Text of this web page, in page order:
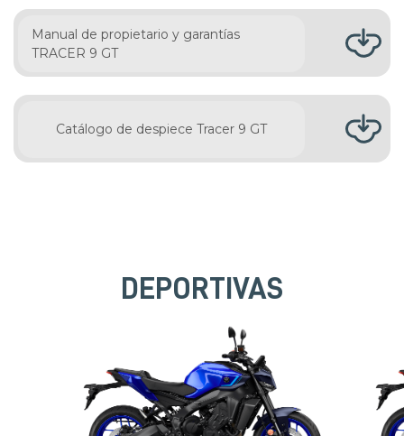
Manual de propietario y garantías
TRACER 9 GT
Catálogo de despiece Tracer 9 GT
DEPORTIVAS